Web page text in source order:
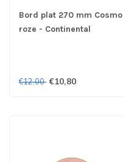
Bord plat 270 mm Cosmo
roze - Continental
€12,00 €10,80